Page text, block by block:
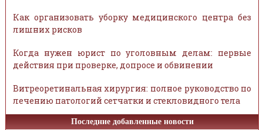
Как организовать уборку медицинского центра без
лишних рисков
Когда нужен юрист по уголовным делам: первые
действия при проверке, допросе и обвинении
Витреоретинальная хирургия: полное руководство по
лечению патологий сетчатки и стекловидного тела
Последние добавленные новости